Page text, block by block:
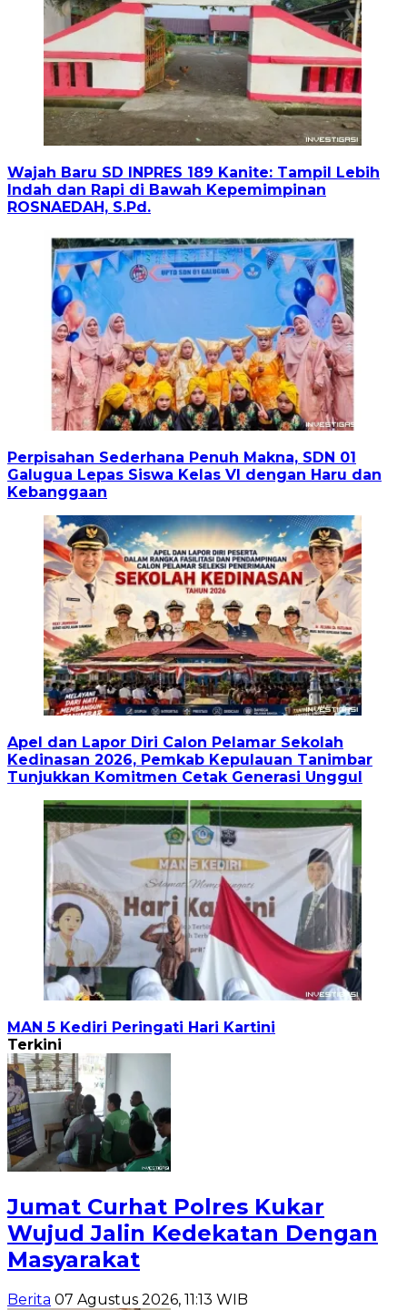
Wajah Baru SD INPRES 189 Kanite: Tampil Lebih
Indah dan Rapi di Bawah Kepemimpinan
ROSNAEDAH, S.Pd.
Perpisahan Sederhana Penuh Makna, SDN 01
Galugua Lepas Siswa Kelas VI dengan Haru dan
Kebanggaan
Apel dan Lapor Diri Calon Pelamar Sekolah
Kedinasan 2026, Pemkab Kepulauan Tanimbar
Tunjukkan Komitmen Cetak Generasi Unggul
MAN 5 Kediri Peringati Hari Kartini
Terkini
Jumat Curhat Polres Kukar
Wujud Jalin Kedekatan Dengan
Masyarakat
Berita 07 Agustus 2026, 11:13 WIB